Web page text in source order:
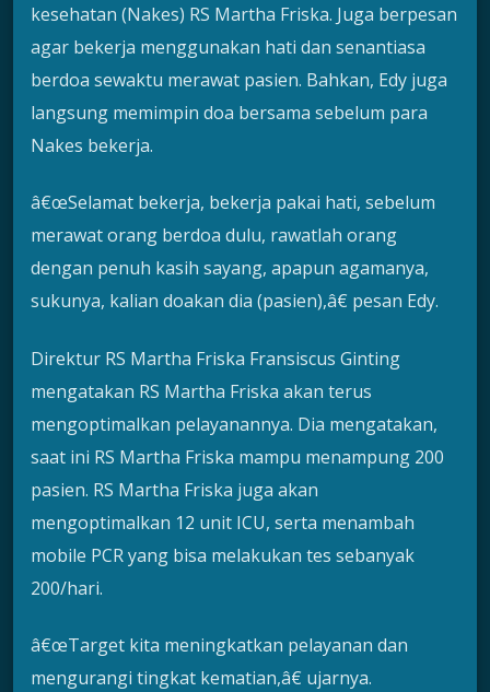
kesehatan (Nakes) RS Martha Friska. Juga berpesan
agar bekerja menggunakan hati dan senantiasa
berdoa sewaktu merawat pasien. Bahkan, Edy juga
langsung memimpin doa bersama sebelum para
Nakes bekerja.
â€œSelamat bekerja, bekerja pakai hati, sebelum
merawat orang berdoa dulu, rawatlah orang
dengan penuh kasih sayang, apapun agamanya,
sukunya, kalian doakan dia (pasien),â€ pesan Edy.
Direktur RS Martha Friska Fransiscus Ginting
mengatakan RS Martha Friska akan terus
mengoptimalkan pelayanannya. Dia mengatakan,
saat ini RS Martha Friska mampu menampung 200
pasien. RS Martha Friska juga akan
mengoptimalkan 12 unit ICU, serta menambah
mobile PCR yang bisa melakukan tes sebanyak
200/hari.
â€œTarget kita meningkatkan pelayanan dan
mengurangi tingkat kematian,â€ ujarnya.